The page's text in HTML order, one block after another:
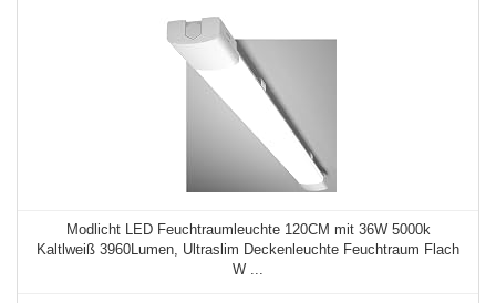
Modlicht LED Feuchtraumleuchte 120CM mit 36W 5000k
Kaltlweiß 3960Lumen, Ultraslim Deckenleuchte Feuchtraum Flach
W ...